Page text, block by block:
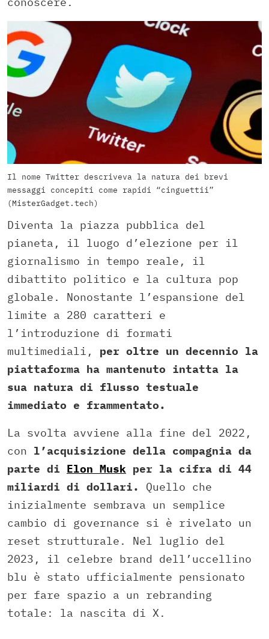
Il nome Twitter descriveva la natura dei brevi
messaggi concepiti come rapidi “cinguettii”
(MisterGadget.tech)
Diventa la piazza pubblica del
pianeta, il luogo d’elezione per il
giornalismo in tempo reale, il
dibattito politico e la cultura pop
globale. Nonostante l’espansione del
limite a 280 caratteri e
l’introduzione di formati
multimediali,
per oltre un decennio la
piattaforma ha mantenuto intatta la
sua natura di flusso testuale
immediato e frammentato.
La svolta avviene alla fine del 2022,
con l’acquisizione della compagnia da
parte di Elon Musk per la cifra di 44
miliardi di dollari.
Quello che
inizialmente sembrava un semplice
cambio di governance si è rivelato un
reset strutturale. Nel luglio del
2023, il celebre brand dell’uccellino
blu è stato ufficialmente pensionato
per fare spazio a un rebranding
totale: la nascita di X.